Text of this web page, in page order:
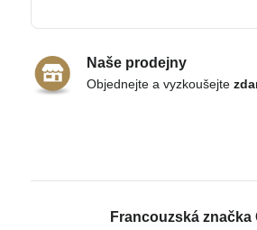
Francouzská značka
Naše prodejny
Objednejte a vyzkoušejte